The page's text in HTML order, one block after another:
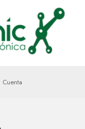
Cuenta